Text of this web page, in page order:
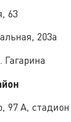
63
203а
97 А,